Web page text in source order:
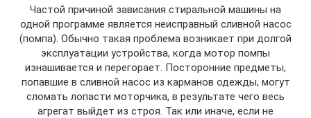
Частой причиной зависания стиральной машины на
одной программе является неисправный сливной насос
(помпа). Обычно такая проблема возникает при долгой
эксплуатации устройства, когда мотор помпы
изнашивается и перегорает. Посторонние предметы,
попавшие в сливной насос из карманов одежды, могут
сломать лопасти моторчика, в результате чего весь
агрегат выйдет из строя. Так или иначе, если не